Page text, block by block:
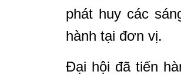
phát huy các
hành tại đơn vị.
Đại hội đã tiến